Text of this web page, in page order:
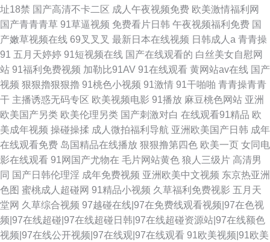
址18禁 国产高清不卡二区 成人午夜视频免费 欧美激情福利网
国产青青青草 91草逼视频 免费看片日韩 午夜视频福利免费 国
产嫩草视频在线 69叉叉叉 最新日本在线视频 日韩成人a 青青操
91 五月天婷婷 91短视频在线 国产在线观看的 白丝美女自慰网
站 91福利免费视频 加勒比91AV 91在线观看 黄网站av在线 国产
视频 狠狠擼狠狠擼 91桃色小视频 91激情 91干啪啪 青青操青青
干 主播诱惑无码专区 欧美视频电影 91播放 麻豆桃色网站 亚洲
欧美国产另类 欧美伦理另类 国产刺激对白 在线观看91精品 欧
美成年视频 操碰操揉 成人微拍福利导航 亚洲欧美国产日韩 成年
在线观看免费 岛国精品在线播放 狠狠撸第四色 欧美一页 女同电
影在线观看 91网国产尤物在 毛片网站黄色 狼人三级片 高清男
同 国产日韩伦理淫 成年免费视频 亚洲欧美中文视频 东京热亚洲
色图 蜜桃成人超碰网 91精品小视频 久草福利免费视影 五月天
堂网 久草综合视频 97越碰在线|97在免费线观看视频|97在色视
频|97在线超碰|97在线超碰日韩|97在线超碰资源站|97在线额色
视频|97在线公开视频|97在线观|97在线观看 91欧美视频|91欧美